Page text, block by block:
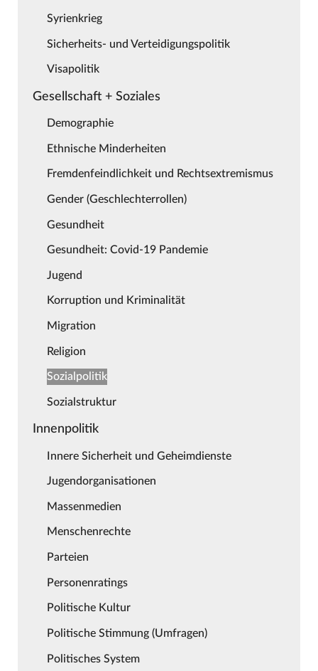
Syrienkrieg
Sicherheits- und Verteidigungspolitik
Visapolitik
Gesellschaft + Soziales
Demographie
Ethnische Minderheiten
Fremdenfeindlichkeit und Rechtsextremismus
Gender (Geschlechterrollen)
Gesundheit
Gesundheit: Covid-19 Pandemie
Jugend
Korruption und Kriminalität
Migration
Religion
Sozialpolitik
Sozialstruktur
Innenpolitik
Innere Sicherheit und Geheimdienste
Jugendorganisationen
Massenmedien
Menschenrechte
Parteien
Personenratings
Politische Kultur
Politische Stimmung (Umfragen)
Politisches System